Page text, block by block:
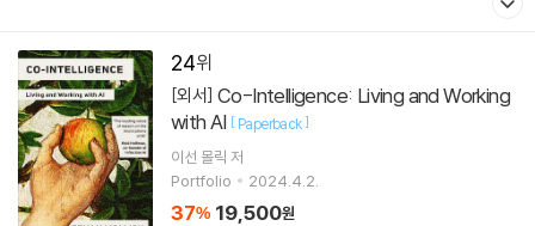
24
[외서]
with AI [ Paperback]
이선 몰릭 저
Portfolio
2024.4.2.
37% 19,500원